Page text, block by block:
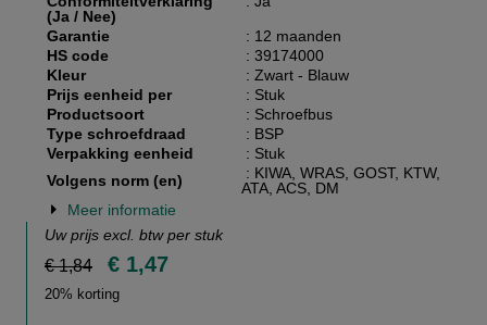
(Ja / Nee)
Garantie
: 12 maanden
HS code
: 39174000
Kleur
: Zwart - Blauw
Prijs eenheid per
: Stuk
Productsoort
: Schroefbus
Type schroefdraad
: BSP
Verpakking eenheid
: Stuk
Volgens norm (en)
: KIWA, WRAS, GOST, KTW,
ATA, ACS, DM
Meer informatie
Uw prijs excl. btw per stuk
€ 1,84 € 1,47
20% korting